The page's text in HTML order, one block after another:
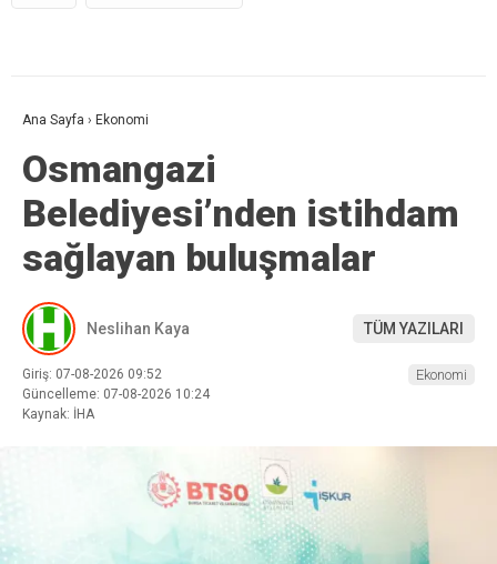
Ana Sayfa › Ekonomi
Osmangazi
Belediyesi’nden istihdam
sağlayan buluşmalar
Neslihan Kaya TÜM YAZILARI
Giriş: 07-08-2026 09:52
Güncelleme: 07-08-2026 10:24
Kaynak: İHA
Ekonomi